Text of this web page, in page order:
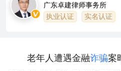
广东卓建律师事务所
执业认证 实名认证
老年人遭遇金融诈骗案